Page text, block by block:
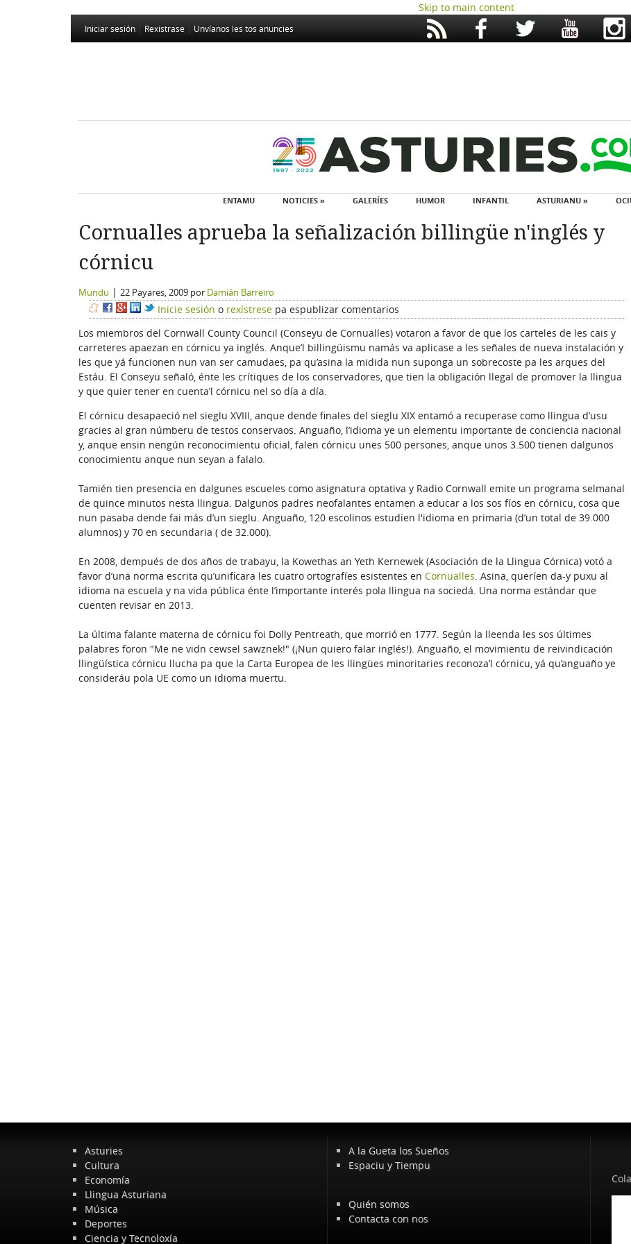
Skip to main content
Iniciar sesión Rexistrase Unvíanos les tos anuncies
ENTAMU NOTICIES » GALERÍES HUMOR INFANTIL ASTURIANU »
Cornualles aprueba la señalización billingüe n'inglés y
córnicu
Mundu | 22 Payares, 2009 por Damián Barreiro
Inicie sesión o rexístrese pa espublizar comentarios
Los miembros del Cornwall County Council (Conseyu de Cornualles) votaron a favor de que los carteles de les cais y
carreteres apaezan en córnicu ya inglés. Anque’l billingüismu namás va aplicase a les señales de nueva instalación y
les que yá funcionen nun van ser camudaes, pa qu’asina la midida nun suponga un sobrecoste pa les arques del
Estáu. El Conseyu señaló, énte les crítiques de los conservadores, que tien la obligación llegal de promover la llingua
y que quier tener en cuenta’l córnicu nel so día a día.
El córnicu desapaeció nel sieglu XVIII, anque dende finales del sieglu XIX entamó a recuperase como llingua d’usu
gracies al gran númberu de testos conservaos. Anguaño, l’idioma ye un elementu importante de conciencia nacional
y, anque ensin nengún reconocimientu oficial, falen córnicu unes 500 persones, anque unos 3.500 tienen dalgunos
conocimientu anque nun seyan a falalo.
Tamién tien presencia en dalgunes escueles como asignatura optativa y Radio Cornwall emite un programa selmanal
de quince minutos nesta llingua. Dalgunos padres neofalantes entamen a educar a los sos fíos en córnicu, cosa que
nun pasaba dende fai más d’un sieglu. Anguaño, 120 escolinos estudien l'idioma en primaria (d’un total de 39.000
alumnos) y 70 en secundaria ( de 32.000).
En 2008, dempués de dos años de trabayu, la Kowethas an Yeth Kernewek (Asociación de la Llingua Córnica) votó a
favor d’una norma escrita qu’unificara les cuatro ortografíes esistentes en Cornualles. Asina, queríen da-y puxu al
idioma na escuela y na vida pública énte l’importante interés pola llingua na sociedá. Una norma estándar que
cuenten revisar en 2013.
La última falante materna de córnicu foi Dolly Pentreath, que morrió en 1777. Según la lleenda les sos últimes
palabres foron "Me ne vidn cewsel sawznek!" (¡Nun quiero falar inglés!). Anguaño, el movimientu de reivindicación
llingüística córnicu llucha pa que la Carta Europea de les llingües minoritaries reconoza’l córnicu, yá qu’anguaño ye
consideráu pola UE como un idioma muertu.
Asturies
Cultura
Economía
Llingua Asturiana
Música
Deportes
Ciencia y Tecnoloxía
A la Gueta los Sueños
Espaciu y Tiempu
Quién somos
Contacta con nos